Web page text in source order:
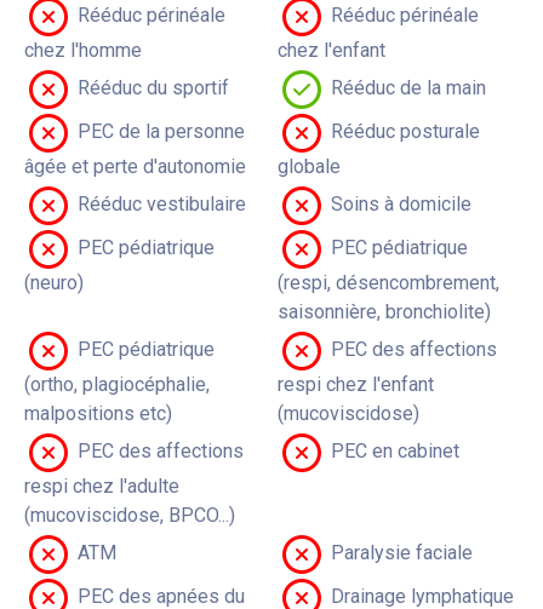
Rééduc périnéale
chez l'homme
Rééduc périnéale
chez l'enfant
Rééduc du sportif
Rééduc de la main
PEC de la personne
âgée et perte d'autonomie
Rééduc posturale
globale
Rééduc vestibulaire
Soins à domicile
PEC pédiatrique
(neuro)
PEC pédiatrique
(respi, désencombrement,
saisonnière, bronchiolite)
PEC pédiatrique
(ortho, plagiocéphalie,
malpositions etc)
PEC des affections
respi chez l'enfant
(mucoviscidose)
PEC des affections
respi chez l'adulte
(mucoviscidose, BPCO...)
PEC en cabinet
ATM
Paralysie faciale
PEC des apnées du
Drainage lymphatique